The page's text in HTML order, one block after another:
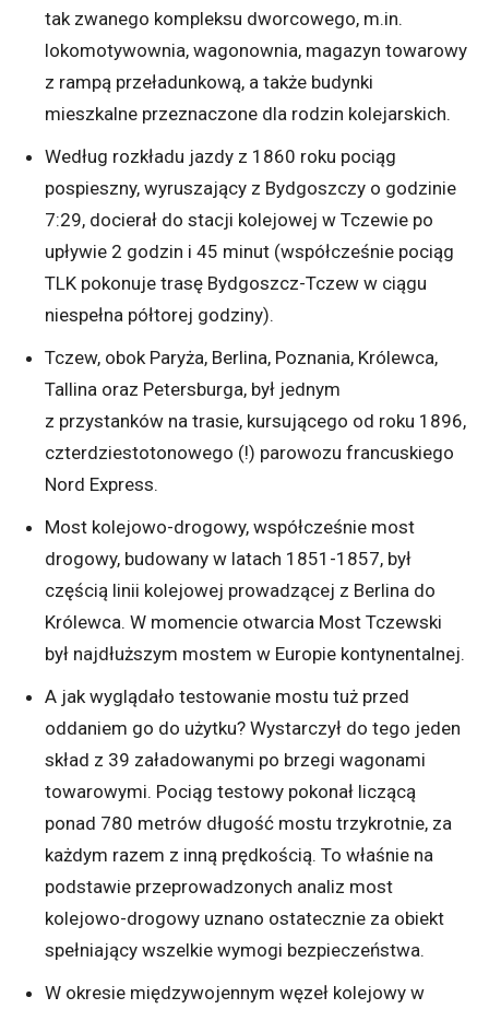
tak zwanego kompleksu dworcowego, m.in.
lokomotywownia, wagonownia, magazyn towarowy
z rampą przeładunkową, a także budynki
mieszkalne przeznaczone dla rodzin kolejarskich.
Według rozkładu jazdy z 1860 roku pociąg
pospieszny, wyruszający z Bydgoszczy o godzinie
7:29, docierał do stacji kolejowej w Tczewie po
upływie 2 godzin i 45 minut (współcześnie pociąg
TLK pokonuje trasę Bydgoszcz-Tczew w ciągu
niespełna półtorej godziny).
Tczew, obok Paryża, Berlina, Poznania, Królewca,
Tallina oraz Petersburga, był jednym
z przystanków na trasie, kursującego od roku 1896,
czterdziestotonowego (!) parowozu francuskiego
Nord Express.
Most kolejowo-drogowy, współcześnie most
drogowy, budowany w latach 1851-1857, był
częścią linii kolejowej prowadzącej z Berlina do
Królewca. W momencie otwarcia Most Tczewski
był najdłuższym mostem w Europie kontynentalnej.
A jak wyglądało testowanie mostu tuż przed
oddaniem go do użytku? Wystarczył do tego jeden
skład z 39 załadowanymi po brzegi wagonami
towarowymi. Pociąg testowy pokonał liczącą
ponad 780 metrów długość mostu trzykrotnie, za
każdym razem z inną prędkością. To właśnie na
podstawie przeprowadzonych analiz most
kolejowo-drogowy uznano ostatecznie za obiekt
spełniający wszelkie wymogi bezpieczeństwa.
W okresie międzywojennym węzeł kolejowy w